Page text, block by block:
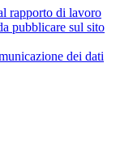
rapporto di lavoro
pubblicare sul sito
dei dati